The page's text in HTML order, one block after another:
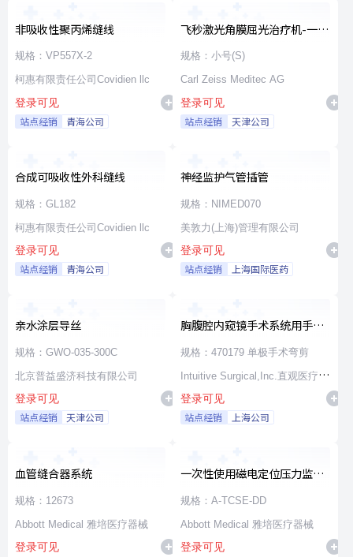
非吸收性聚丙烯缝线
规格：VP557X-2
柯惠有限责任公司Covidien llc
登录可见
站点经销 青海公司
飞秒激光角膜屈光治疗机-一次
性使用无菌治疗包
规格：小号(S)
Carl Zeiss Meditec AG
登录可见
站点经销 天津公司
合成可吸收性外科缝线
规格：GL182
柯惠有限责任公司Covidien llc
登录可见
站点经销 青海公司
神经监护气管插管
规格：NIMED070
美敦力(上海)管理有限公司
登录可见
站点经销 上海国际医药
亲水涂层导丝
规格：GWO-035-300C
北京普益盛济科技有限公司
登录可见
站点经销 天津公司
胸腹腔内窥镜手术系统用手术
器械
规格：470179 单极手术弯剪
Intuitive Surgical,Inc.直观医疗公
司
登录可见
站点经销 上海公司
血管缝合器系统
规格：12673
Abbott Medical 雅培医疗器械
登录可见
一次性使用磁电定位压力监测
消融导管
规格：A-TCSE-DD
Abbott Medical 雅培医疗器械
登录可见